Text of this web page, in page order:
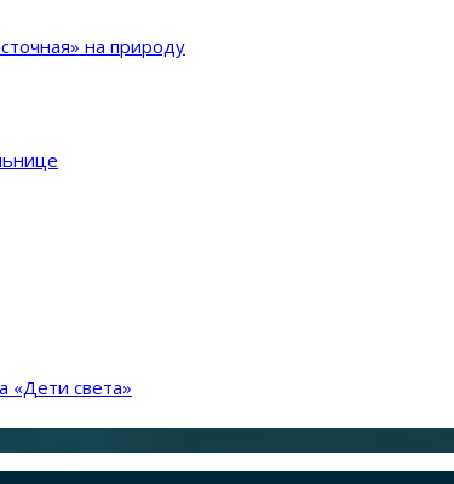
на природу
«Дети света»